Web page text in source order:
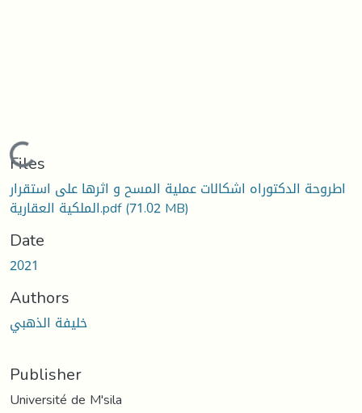
Loading...
Files
اطروحة الدكتوراه اشكالات عملية المسح و اثرها على استقرار
الملكية العقارية.pdf(71.02 MB)
Date
2021
Authors
خليفة الذهبي
Publisher
Université de M'sila